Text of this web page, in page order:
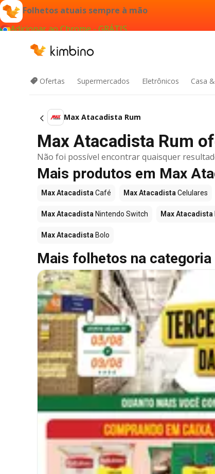
Folhetos atuais sempre à mão
Adicionar ao Chrome - GRÁTIS
Ofertas Supermercados Eletrônicos Casa
Max Atacadista Rum
Max Atacadista Rum
Não foi possível encontrar quaisquer
Mais produtos em Max
Max Atacadista Café Max Atacadista Celulares
Max Atacadista Nintendo Switch Max Atacadista
Max Atacadista Bolo
Mais folhetos na categoria